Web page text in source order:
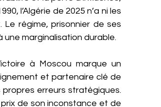
l’Algérie de 2025 n’a ni les
régime, prisonnier de ses
marginalisation durable.
à Moscou marque un
et partenaire clé de
propres erreurs stratégiques.
prix de son inconstance et de